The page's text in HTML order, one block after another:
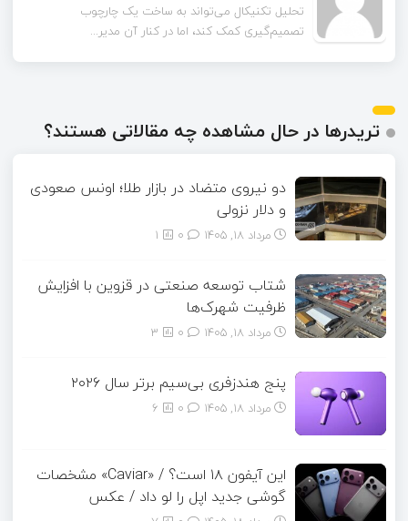
تحلیل تکنیکال می‌تواند به ساخت یک چارچوب
تصمیم‌گیری کمک کند، اما در کنار آن مدیر...
تریدرها در حال مشاهده چه مقالاتی هستند؟
دو نیروی متضاد در بازار طلا؛ اونس صعودی
و دلار نزولی
مرداد ۱۸, ۱۴۰۵ 1
شتاب توسعه صنعتی در قزوین با افزایش
ظرفیت شهرک‌ها
مرداد ۱۸, ۱۴۰۵ 3
پنج هندزفری بی‌سیم برتر سال ۲۰۲۶
مرداد ۱۸, ۱۴۰۵ 6
این آیفون ۱۸ است؟ / «Caviar» مشخصات
گوشی جدید اپل را لو داد / عکس